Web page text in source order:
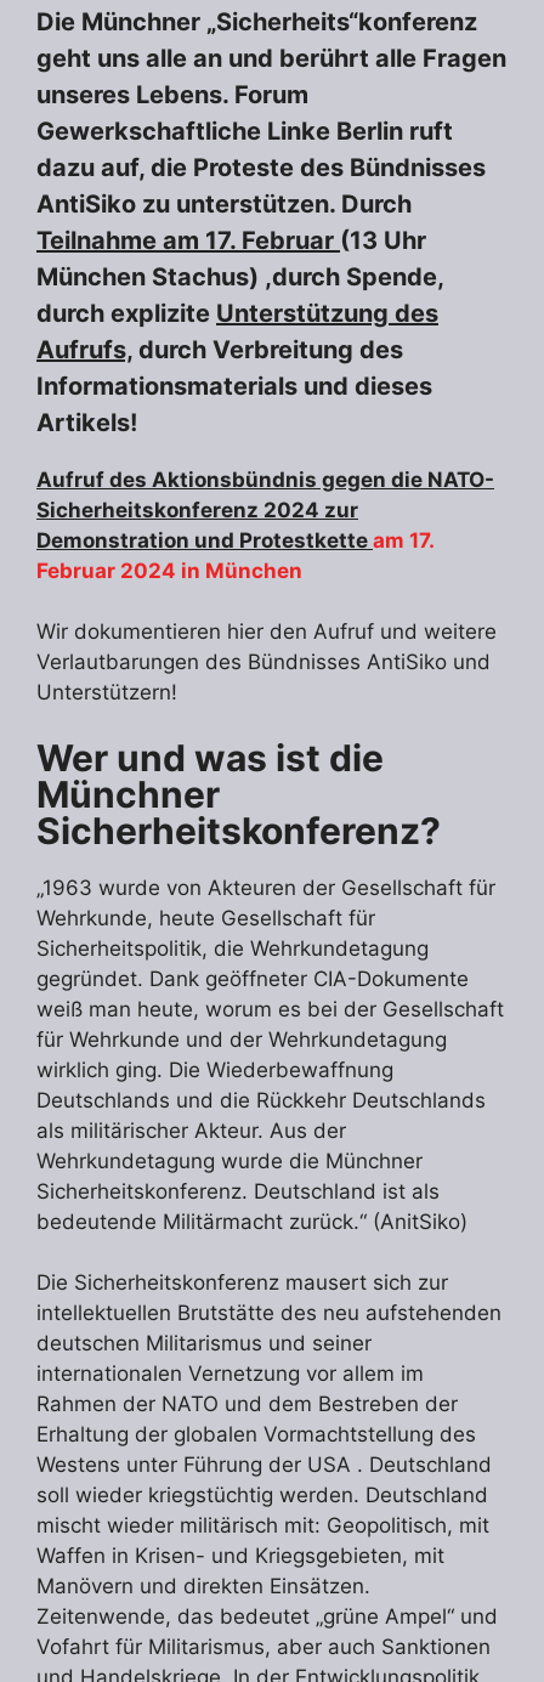
Die Münchner „Sicherheits“konferenz
geht uns alle an und berührt alle Fragen
unseres Lebens. Forum
Gewerkschaftliche Linke Berlin ruft
dazu auf, die Proteste des Bündnisses
AntiSiko zu unterstützen. Durch
Teilnahme am 17. Februar (13 Uhr
München Stachus) ,durch Spende,
durch explizite Unterstützung des
Aufrufs, durch Verbreitung des
Informationsmaterials und dieses
Artikels!
Aufruf des Aktionsbündnis gegen die NATO-
Sicherheitskonferenz 2024 zur
Demonstration und Protestkette am 17.
Februar 2024 in München
Wir dokumentieren hier den Aufruf und weitere
Verlautbarungen des Bündnisses AntiSiko und
Unterstützern!
Wer und was ist die
Münchner
Sicherheitskonferenz?
„1963 wurde von Akteuren der Gesellschaft für
Wehrkunde, heute Gesellschaft für
Sicherheitspolitik, die Wehrkundetagung
gegründet. Dank geöffneter CIA-Dokumente
weiß man heute, worum es bei der Gesellschaft
für Wehrkunde und der Wehrkundetagung
wirklich ging. Die Wiederbewaffnung
Deutschlands und die Rückkehr Deutschlands
als militärischer Akteur. Aus der
Wehrkundetagung wurde die Münchner
Sicherheitskonferenz. Deutschland ist als
bedeutende Militärmacht zurück.“ (AnitSiko)
Die Sicherheitskonferenz mausert sich zur
intellektuellen Brutstätte des neu aufstehenden
deutschen Militarismus und seiner
internationalen Vernetzung vor allem im
Rahmen der NATO und dem Bestreben der
Erhaltung der globalen Vormachtstellung des
Westens unter Führung der USA . Deutschland
soll wieder kriegstüchtig werden. Deutschland
mischt wieder militärisch mit: Geopolitisch, mit
Waffen in Krisen- und Kriegsgebieten, mit
Manövern und direkten Einsätzen.
Zeitenwende, das bedeutet „grüne Ampel“ und
Vofahrt für Militarismus, aber auch Sanktionen